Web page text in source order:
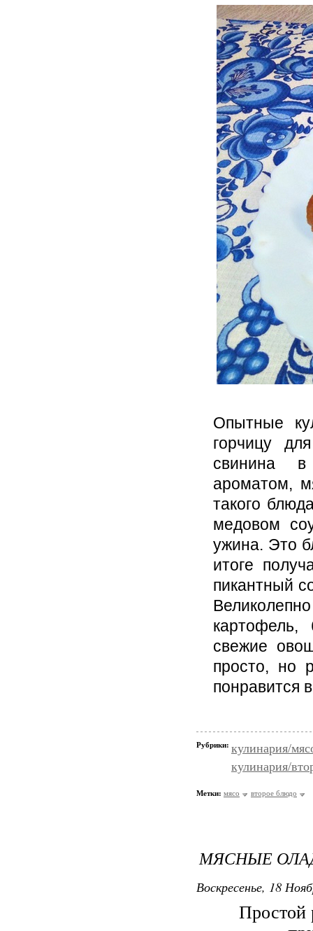
Опытные
горчицу
свинина в
ароматом,
такого
медовом
ужина. Это
итоге
пикантный
свежие
просто, но
понравится
Рубрики: кулинария/
кулинария/
Метки: мясо второе блюдо
МЯСНЫЕ
Воскресенье, 18
Простой